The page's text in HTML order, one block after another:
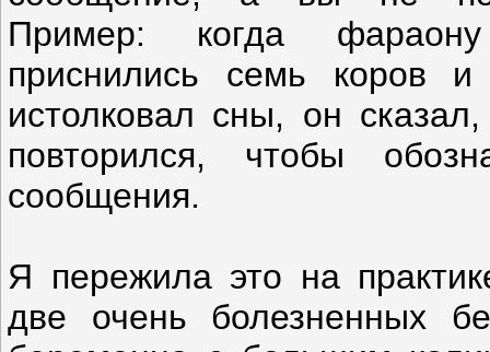
Пример: когда фараону
приснились семь коров
истолковал сны, он
повторился, чтобы
сообщения.
Я пережила это на
две очень болезненных